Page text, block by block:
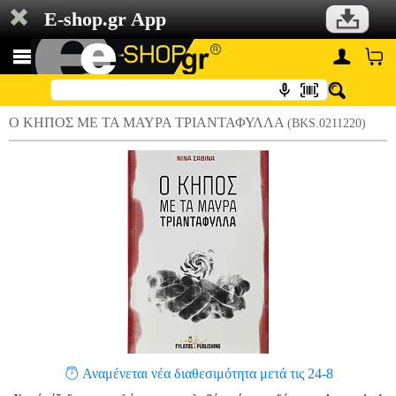
E-shop.gr App
Ο ΚΗΠΟΣ ΜΕ ΤΑ ΜΑΥΡΑ ΤΡΙΑΝΤΑΦΥΛΛΑ (BKS.0211220)
Αναμένεται νέα διαθεσιμότητα μετά τις 24-8